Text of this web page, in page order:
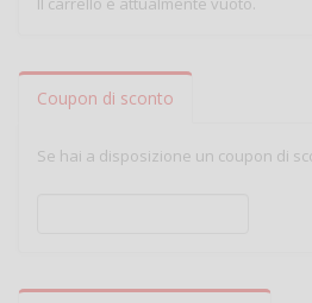
Coupon di sconto
Se hai a disposizione un coupon di